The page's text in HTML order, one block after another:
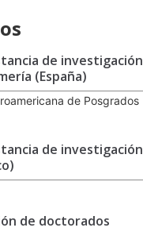
de investigación
(España)
de Posgrados
de investigación
de doctorados